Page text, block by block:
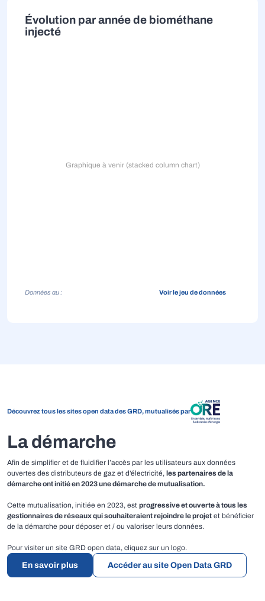
Évolution par année de biométhane
injecté
Graphique à venir (stacked column chart)
Données au : Voir le jeu de données
Découvrez tous les sites open data des GRD, mutualisés par
La démarche
Afin de simplifier et de fluidifier l’accès par les utilisateurs aux données
ouvertes des distributeurs de gaz et d’électricité, les partenaires de la
démarche ont initié en 2023 une démarche de mutualisation.
Cette mutualisation, initiée en 2023, est progressive et ouverte à tous les
gestionnaires de réseaux qui souhaiteraient rejoindre le projet et bénéficier
de la démarche pour déposer et / ou valoriser leurs données.
Pour visiter un site GRD open data, cliquez sur un logo.
En savoir plus Accéder au site Open Data GRD